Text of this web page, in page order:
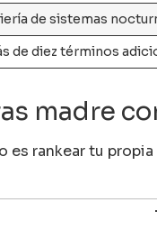
de sistemas
de diez términos
madre
es rankear tu